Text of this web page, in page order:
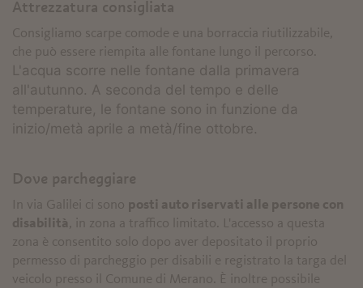
Attrezzatura consigliata
Consigliamo scarpe comode e una borraccia riutilizzabile,
che può essere riempita alle fontane lungo il percorso.
L'acqua scorre nelle fontane dalla primavera
all'autunno. A seconda del tempo e delle
temperature, le fontane sono in funzione da
inizio/metà aprile a metà/fine ottobre.
Dove parcheggiare
In via Galilei ci sono posti auto riservati alle persone con
disabilità
, in zona a traffico limitato. L'accesso a questa
zona è consentito solo dopo aver depositato il proprio
permesso di parcheggio per disabili e registrato la targa del
veicolo presso il Comune di Merano. È inoltre possibile